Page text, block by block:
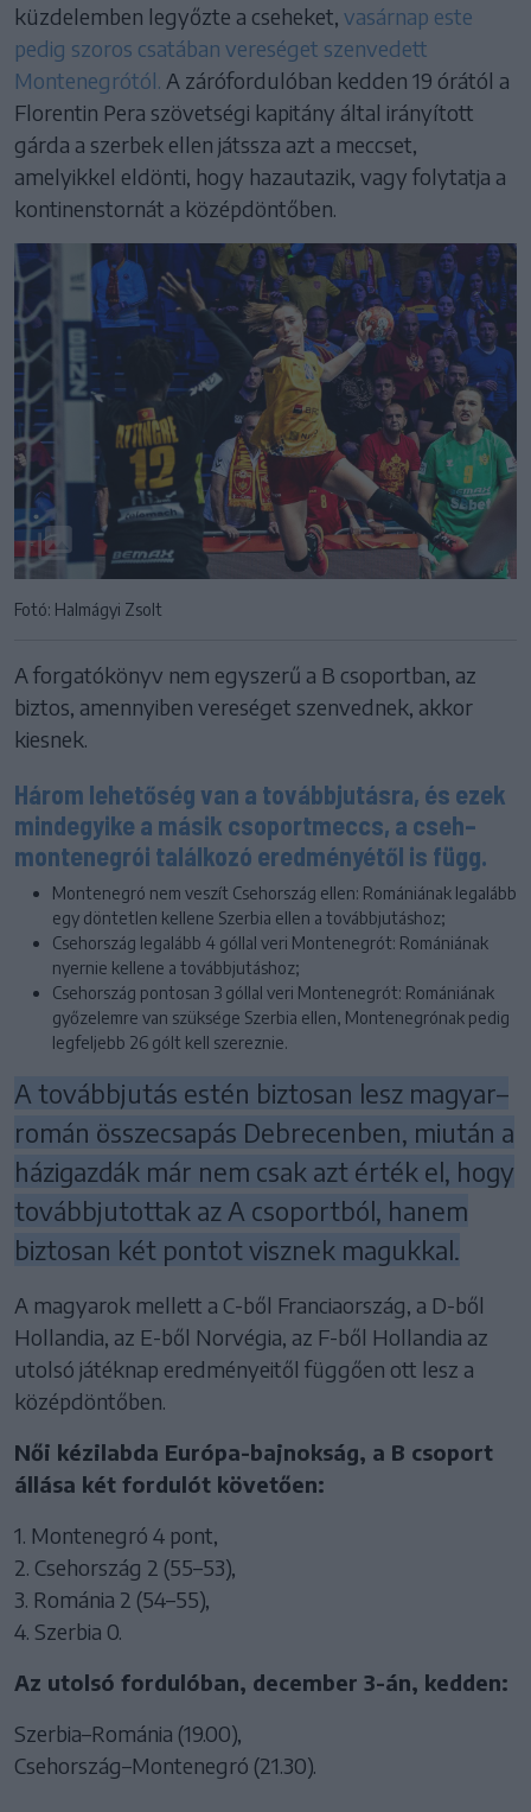
küzdelemben legyőzte a cseheket, vasárnap este
pedig szoros csatában vereséget szenvedett
Montenegrótól. A zárófordulóban kedden 19 órától a
Florentin Pera szövetségi kapitány által irányított
gárda a szerbek ellen játssza azt a meccset,
amelyikkel eldönti, hogy hazautazik, vagy folytatja a
kontinenstornát a középdöntőben.
Fotó: Halmágyi Zsolt
A forgatókönyv nem egyszerű a B csoportban, az
biztos, amennyiben vereséget szenvednek, akkor
kiesnek.
Három lehetőség van a továbbjutásra, és ezek
mindegyike a másik csoportmeccs, a cseh–
montenegrói találkozó eredményétől is függ.
Montenegró nem veszít Csehország ellen: Romániának legalább
egy döntetlen kellene Szerbia ellen a továbbjutáshoz;
Csehország legalább 4 góllal veri Montenegrót: Romániának
nyernie kellene a továbbjutáshoz;
Csehország pontosan 3 góllal veri Montenegrót: Romániának
győzelemre van szüksége Szerbia ellen, Montenegrónak pedig
legfeljebb 26 gólt kell szereznie.
A továbbjutás estén biztosan lesz magyar–
román összecsapás Debrecenben, miután a
házigazdák már nem csak azt érték el, hogy
továbbjutottak az A csoportból, hanem
biztosan két pontot visznek magukkal.
A magyarok mellett a C-ből Franciaország, a D-ből
Hollandia, az E-ből Norvégia, az F-ből Hollandia az
utolsó játéknap eredményeitől függően ott lesz a
középdöntőben.
Női kézilabda Európa-bajnokság, a B csoport
állása két fordulót követően:
1. Montenegró 4 pont,
2. Csehország 2 (55–53),
3. Románia 2 (54–55),
4. Szerbia 0.
Az utolsó fordulóban, december 3-án, kedden:
Szerbia–Románia (19.00),
Csehország–Montenegró (21.30).